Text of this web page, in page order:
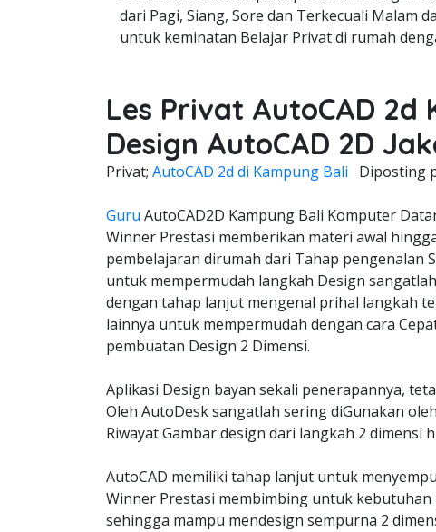
dari Pagi, Siang, Sore dan Terkecuali Malam
untuk keminatan Belajar Privat di rumah
Les Privat AutoCAD 2d
Design AutoCAD 2D
Privat; AutoCAD 2d di Kampung Bali Diposting
Guru AutoCAD2D Kampung Bali Komputer
Winner Prestasi memberikan materi awal
pembelajaran dirumah dari Tahap
untuk mempermudah langkah Design
dengan tahap lanjut mengenal prihal langkah
lainnya untuk mempermudah dengan cara
pembuatan Design 2 Dimensi.
Aplikasi Design bayan sekali penerapannya,
Oleh AutoDesk sangatlah sering diGunakan
Riwayat Gambar design dari langkah 2 dimensi
AutoCAD memiliki tahap lanjut untuk
Winner Prestasi membimbing untuk
sehingga mampu mendesign sempurna 2